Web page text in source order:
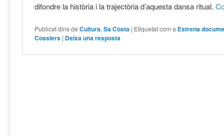
difondre la història i la trajectòria d’aquesta dansa ritual.
Publicat dins de Cultura,Sa Costa | Etiquetat com a Estrena
Cossiers | Deixa una resposta